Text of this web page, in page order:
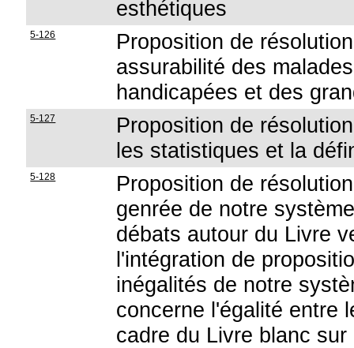
esthétiques
5-126
Proposition de
assurabilité des
handicapées et des
5-127
Proposition de
les statistiques et la
5-128
Proposition de
genrée de notre
débats autour du Livre
l'intégration de
inégalités de notre
concerne l'égalité entre
cadre du Livre blanc